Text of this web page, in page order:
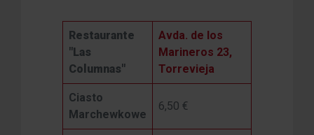
Restaurante
"Las
Columnas"
Avda. de los
Marineros 23,
Torrevieja
Ciasto
Marchewkowe
6,50 €